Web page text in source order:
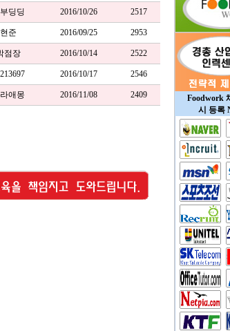
딩딩 2016/10/26 2517
현준 2016/09/25 2953
점장 2016/10/14 2522
2016/10/17 2546
애몽 2016/11/08 2409
Foodwork
시 등록